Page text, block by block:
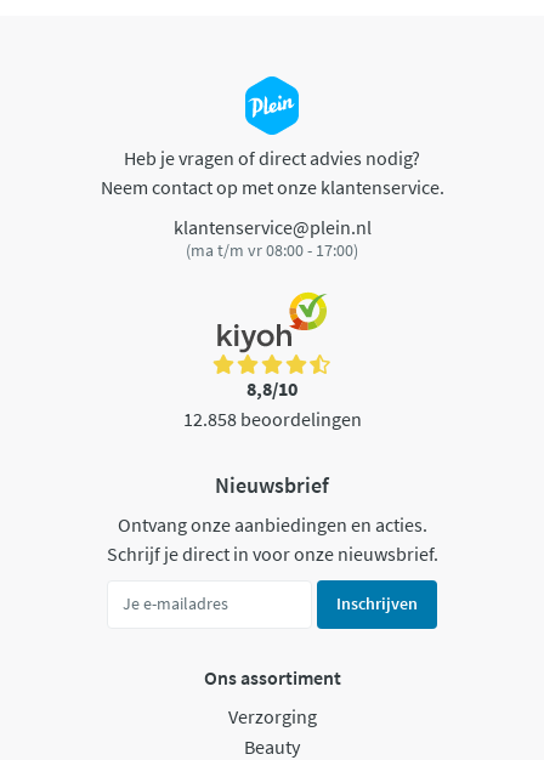
Heb je vragen of direct advies nodig?
Neem contact op met onze klantenservice.
klantenservice@plein.nl
(ma t/m vr 08:00 - 17:00)
8,8/10
12.858 beoordelingen
Nieuwsbrief
Ontvang onze aanbiedingen en acties.
Schrijf je direct in voor onze nieuwsbrief.
Inschrijven
Ons assortiment
Verzorging
Beauty